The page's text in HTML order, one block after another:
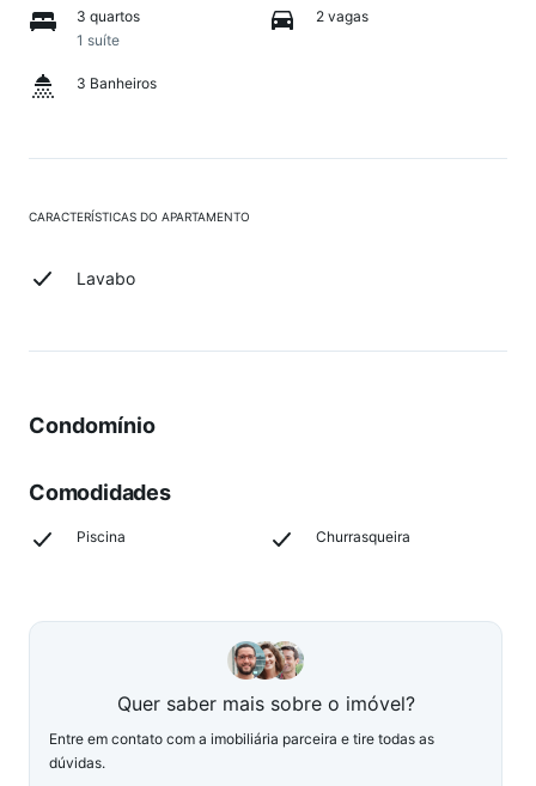
3 quartos
1 suíte
2 vagas
3 Banheiros
CARACTERÍSTICAS DO APARTAMENTO
Lavabo
Condomínio
Comodidades
Piscina Churrasqueira
Quer saber mais sobre o imóvel?
Entre em contato com a imobiliária parceira e tire todas as
dúvidas.